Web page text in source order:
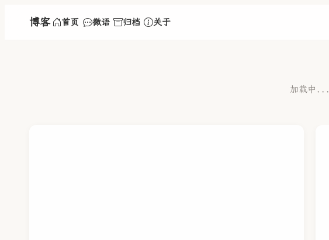
博客 首页 微语 归档 关于
加载中...